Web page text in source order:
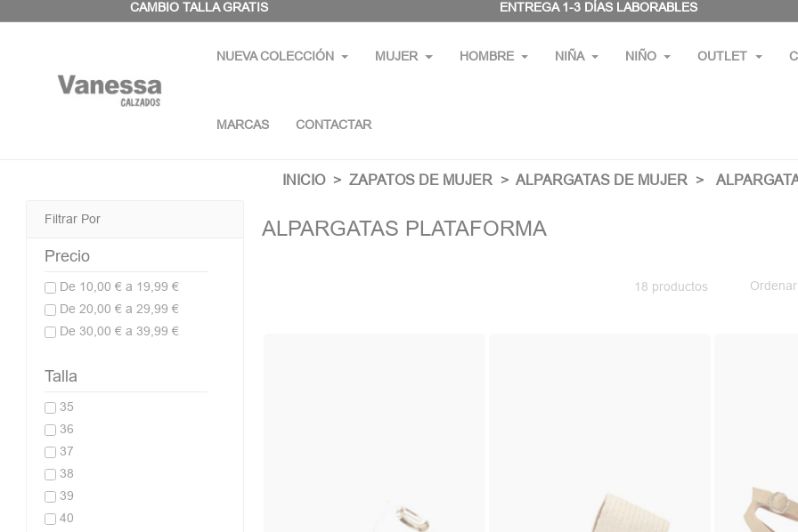
CAMBIO TALLA GRATIS ENTREGA 1-3 DÍAS LABORABLES
NUEVA COLECCIÓN MUJER HOMBRE NIÑA NIÑO OUTLET
MARCAS CONTACTAR
INICIO ZAPATOS DE MUJER ALPARGATAS DE MUJER
Filtrar Por
Precio
De 10,00 € a 19,99 €
De 20,00 € a 29,99 €
De 30,00 € a 39,99 €
Talla
35
36
37
38
39
40
ALPARGATAS PLATAFORMA
18 productos
Panel de gestión de cookies